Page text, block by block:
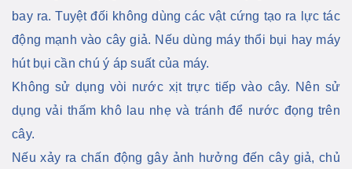
bay ra. Tuyệt đối không dùng các vật cứng tạo ra lực tác
động mạnh vào cây giả. Nếu dùng máy thổi bụi hay máy
hút bụi cần chú ý áp suất của máy.
Không sử dụng vòi nước xịt trực tiếp vào cây. Nên sử
dụng vải thấm khô lau nhẹ và tránh để nước đọng trên
cây.
Nếu xảy ra chấn động gây ảnh hưởng đến cây giả, chủ